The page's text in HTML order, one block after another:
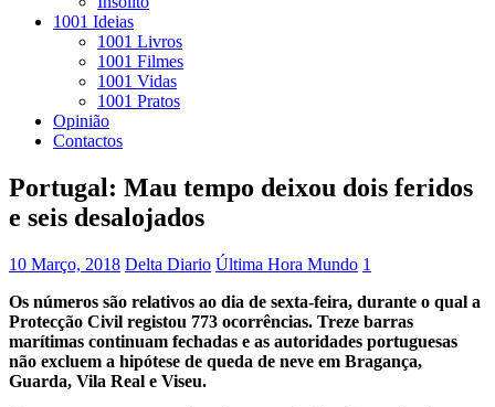
1001 Ideias
1001 Livros
1001 Filmes
1001 Vidas
1001 Pratos
Opinião
Contactos
Portugal: Mau tempo deixou dois feridos
e seis desalojados
10 Março, 2018 Delta Diario Última Hora Mundo 1
Os números são relativos ao dia de sexta-feira, durante o qual a
Protecção Civil registou 773 ocorrências. Treze barras
marítimas continuam fechadas e as autoridades portuguesas
não excluem a hipótese de queda de neve em Bragança,
Guarda, Vila Real e Viseu.